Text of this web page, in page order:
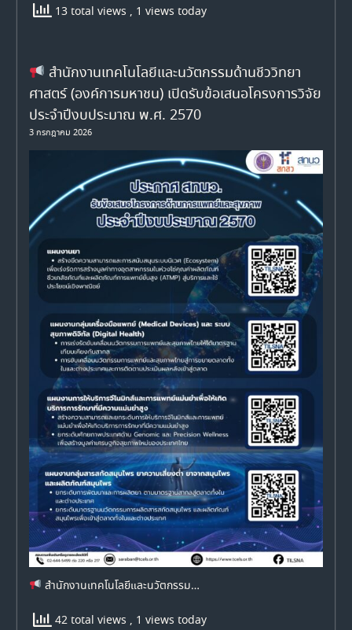
13 total views , 1 views today
สำนักงานเทคโนโลยีและนวัตกรรมด้านชีววิทยา
ศาสตร์ (องค์การมหาชน) เปิดรับข้อเสนอโครงการวิจัย
ประจำปีงบประมาณ พ.ศ. 2570
3 กรกฎาคม 2026
สำนักงานเทคโนโลยีและนวัตกรรม…
42 total views , 1 views today